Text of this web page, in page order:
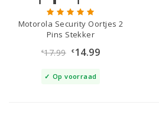
Motorola Security Oortjes 2
Pins Stekker
€17.99 €14.99
Op voorraad